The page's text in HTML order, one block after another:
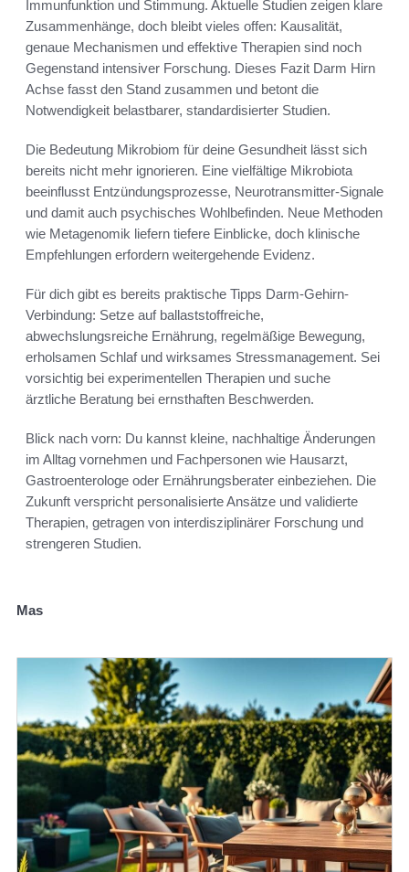
Immunfunktion und Stimmung. Aktuelle Studien zeigen klare
Zusammenhänge, doch bleibt vieles offen: Kausalität,
genaue Mechanismen und effektive Therapien sind noch
Gegenstand intensiver Forschung. Dieses Fazit Darm Hirn
Achse fasst den Stand zusammen und betont die
Notwendigkeit belastbarer, standardisierter Studien.
Die Bedeutung Mikrobiom für deine Gesundheit lässt sich
bereits nicht mehr ignorieren. Eine vielfältige Mikrobiota
beeinflusst Entzündungsprozesse, Neurotransmitter-Signale
und damit auch psychisches Wohlbefinden. Neue Methoden
wie Metagenomik liefern tiefere Einblicke, doch klinische
Empfehlungen erfordern weitergehende Evidenz.
Für dich gibt es bereits praktische Tipps Darm-Gehirn-
Verbindung: Setze auf ballaststoffreiche,
abwechslungsreiche Ernährung, regelmäßige Bewegung,
erholsamen Schlaf und wirksames Stressmanagement. Sei
vorsichtig bei experimentellen Therapien und suche
ärztliche Beratung bei ernsthaften Beschwerden.
Blick nach vorn: Du kannst kleine, nachhaltige Änderungen
im Alltag vornehmen und Fachpersonen wie Hausarzt,
Gastroenterologe oder Ernährungsberater einbeziehen. Die
Zukunft verspricht personalisierte Ansätze und validierte
Therapien, getragen von interdisziplinärer Forschung und
strengeren Studien.
Mas